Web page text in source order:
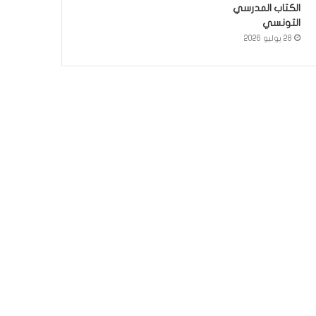
الكتاب المدرسي
التونسي
28 يوليو 2026